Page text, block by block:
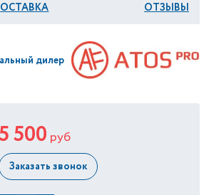
ОТЗЫВЫ
дилер
500 руб
Заказать звонок